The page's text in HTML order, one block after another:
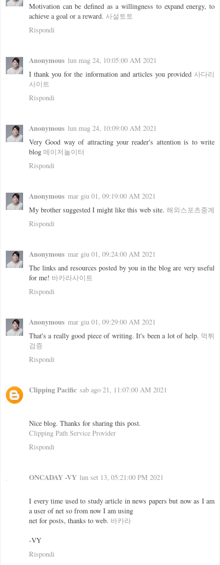
Motivation can be defined as a willingness to expand energy, to
achieve a goal or a reward. 사설토토
Rispondi
Anonymous lun mag 24, 10:05:00 AM 2021
I thank you for the information and articles you provided 사다리
사이트
Rispondi
Anonymous lun mag 24, 10:09:00 AM 2021
Very Good way of attracting your reader's attention is to write
blog 메이저놀이터
Rispondi
Anonymous mar giu 01, 09:19:00 AM 2021
My brother suggested I might like this web site. 해외스포츠중계
Rispondi
Anonymous mar giu 01, 09:24:00 AM 2021
The links and resources posted by you in the blog are very useful
for me! 바카라사이트
Rispondi
Anonymous mar giu 01, 09:29:00 AM 2021
That's a really good piece of writing. It's been a lot of help. 먹튀
검증
Rispondi
Clipping Pacific sab ago 21, 11:07:00 AM 2021
Nice blog. Thanks for sharing this post.
Clipping Path Service Provider
Rispondi
ONCADAY -VY lun set 13, 05:21:00 PM 2021
I every time used to study article in news papers but now as I am
a user of net so from now I am using
net for posts, thanks to web. 바카라
-VY
Rispondi